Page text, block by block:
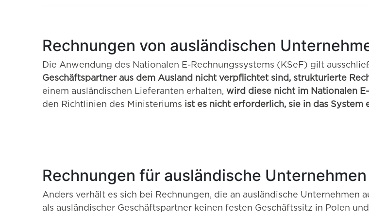
Rechnungen von ausländischen
Die Anwendung des Nationalen E-Rechnungssystems (KSeF) gilt
Geschäftspartner aus dem Ausland nicht verpflichtet sind, strukturierte
einem ausländischen Lieferanten erhalten, wird diese nicht im Nationalen
den Richtlinien des Ministeriums ist es nicht erforderlich, sie in das System
Rechnungen für ausländische Unternehmen
Anders verhält es sich bei Rechnungen, die an ausländische Unternehmen
als ausländischer Geschäftspartner keinen festen Geschäftssitz in Polen